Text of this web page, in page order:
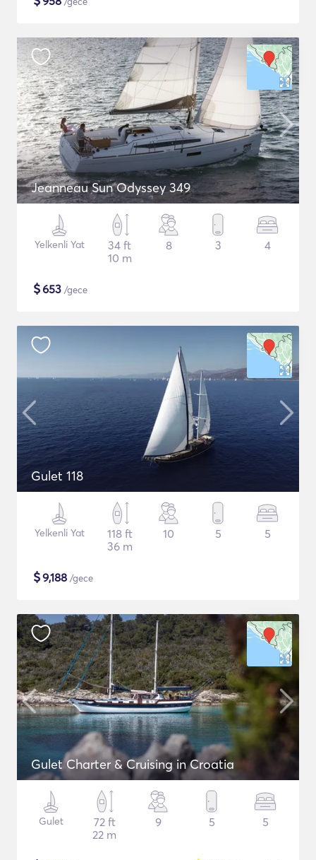
Jeanneau Sun Odyssey 349
Yelkenli Yat
34 ft
10 m
8 3 4
$653 /gece
Gulet 118
Yelkenli Yat
118 ft
36 m
10 5 5
$9,188 /gece
Gulet Charter & Cruising in Croatia
Gulet
72 ft
22 m
9 5 5